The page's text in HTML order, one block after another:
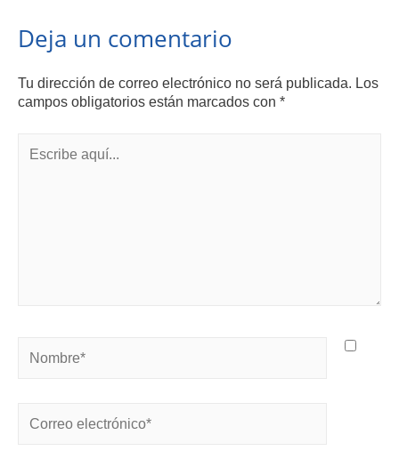
Deja un comentario
Tu dirección de correo electrónico no será publicada. Los
campos obligatorios están marcados con *